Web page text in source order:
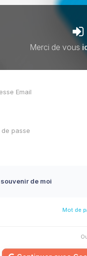
Merci de vous
de moi
Mot de